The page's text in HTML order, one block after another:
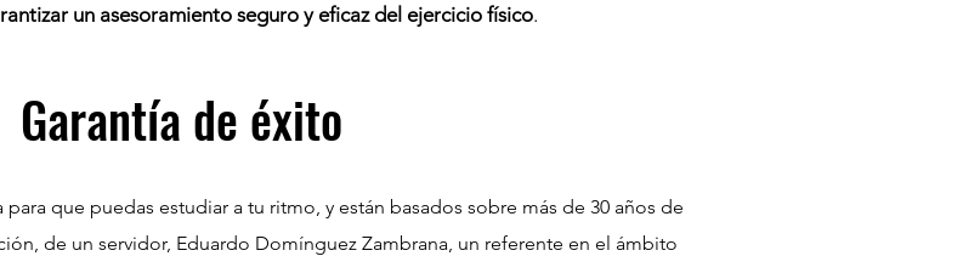
un asesoramiento seguro y eficaz del ejercicio físico.
Garantía de éxito
que puedas estudiar a tu ritmo, y están basados sobre más de 30 años de
de un servidor, Eduardo Domínguez Zambrana, un referente en el ámbito